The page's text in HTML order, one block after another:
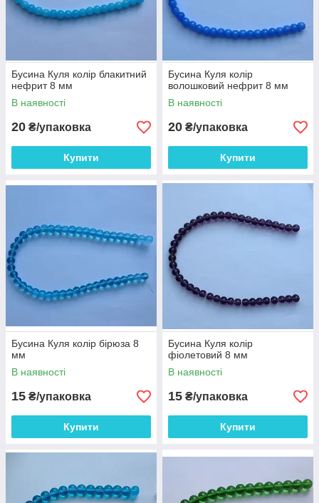
Бусина Куля колір блакитний
нефрит 8 мм
В наявності
20 ₴/упаковка
Купити
Бусина Куля колір
волошковий нефрит 8 мм
В наявності
20 ₴/упаковка
Купити
Бусина Куля колір бірюза 8
мм
В наявності
15 ₴/упаковка
Купити
Бусина Куля колір
фіолетовий 8 мм
В наявності
15 ₴/упаковка
Купити